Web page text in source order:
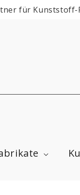
für Kunststoff-